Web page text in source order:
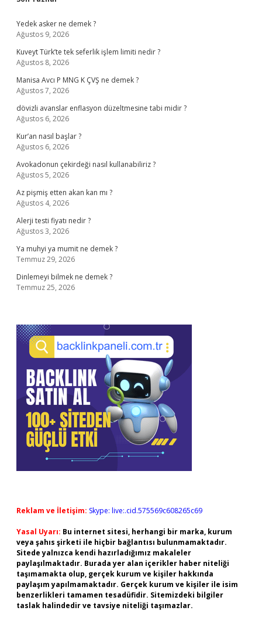
Sidebar
Yedek asker ne demek ?
Ağustos 9, 2026
Kuveyt Türk’te tek seferlik işlem limiti nedir ?
Ağustos 8, 2026
Manisa Avcı P MNG K ÇVŞ ne demek ?
Ağustos 7, 2026
dövizli avanslar enflasyon düzeltmesine tabi midir ?
Ağustos 6, 2026
Kur’an nasıl başlar ?
Ağustos 6, 2026
Avokadonun çekirdeği nasıl kullanabiliriz ?
Ağustos 5, 2026
Az pişmiş etten akan kan mı ?
Ağustos 4, 2026
Alerji testi fiyatı nedir ?
Ağustos 3, 2026
Ya muhyi ya mumit ne demek ?
Temmuz 29, 2026
Dinlemeyi bilmek ne demek ?
Temmuz 25, 2026
Reklam ve İletişim: Skype: live:.cid.575569c608265c69
Yasal Uyarı: Bu internet sitesi, herhangi bir marka, kurum
veya şahıs şirketi ile hiçbir bağlantısı bulunmamaktadır.
Sitede yalnızca kendi hazırladığımız makaleler
paylaşılmaktadır. Burada yer alan içerikler haber niteliği
taşımamakta olup, gerçek kurum ve kişiler hakkında
paylaşım yapılmamaktadır. Gerçek kurum ve kişiler ile isim
benzerlikleri tamamen tesadüfidir. Sitemizdeki bilgiler
taslak halindedir ve tavsiye niteliği taşımazlar.